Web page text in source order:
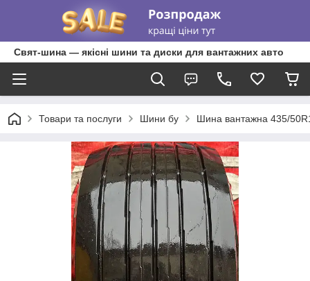
Свят-шина — якісні шини та диски для вантажних авто
Товари та послуги Шини бу Шина вантажна 435/